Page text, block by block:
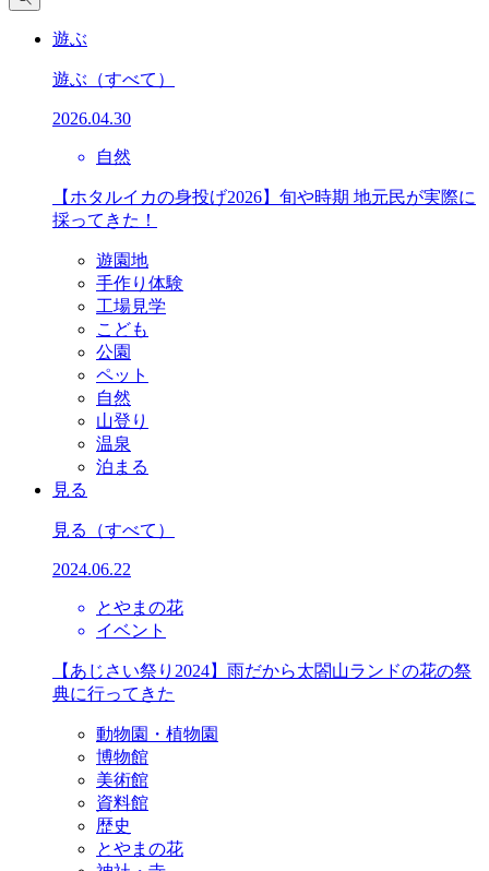
遊ぶ
遊ぶ （すべて）
2026.04.30
自然
【ホタルイカの身投げ2026】旬や時期 地元民が実際に
採ってきた！
遊園地
手作り体験
工場見学
こども
公園
ペット
自然
山登り
温泉
泊まる
見る
見る （すべて）
2024.06.22
とやまの花
イベント
【あじさい祭り2024】雨だから太閤山ランドの花の祭
典に行ってきた
動物園・植物園
博物館
美術館
資料館
歴史
とやまの花